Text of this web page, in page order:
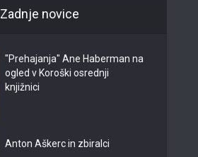
Zadnje novice
"Prehajanja" Ane Haberman na
ogled v Koroški osrednji
knjižnici
Anton Aškerc in zbiralci